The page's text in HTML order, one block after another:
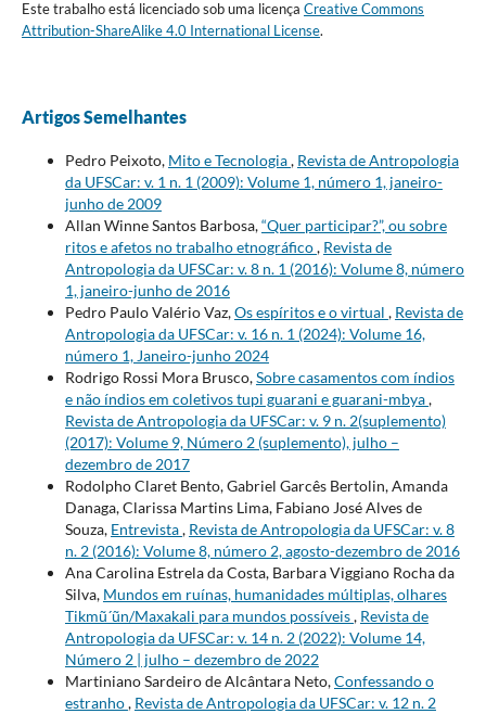
Este trabalho está licenciado sob uma licença Creative Commons
Attribution-ShareAlike 4.0 International License.
Artigos Semelhantes
Pedro Peixoto, Mito e Tecnologia, Revista de Antropologia
da UFSCar: v. 1 n. 1 (2009): Volume 1, número 1, janeiro-
junho de 2009
Allan Winne Santos Barbosa,“Quer participar?”, ou sobre
ritos e afetos no trabalho etnográfico, Revista de
Antropologia da UFSCar: v. 8 n. 1 (2016): Volume 8, número
1, janeiro-junho de 2016
Pedro Paulo Valério Vaz,Os espíritos e o virtual , Revista de
Antropologia da UFSCar: v. 16 n. 1 (2024): Volume 16,
número 1, Janeiro-junho 2024
Rodrigo Rossi Mora Brusco,Sobre casamentos com índios
e não índios em coletivos tupi guarani e guarani-mbya,
Revista de Antropologia da UFSCar: v. 9 n. 2(suplemento)
(2017): Volume 9, Número 2 (suplemento), julho –
dezembro de 2017
Rodolpho Claret Bento, Gabriel Garcês Bertolin, Amanda
Danaga, Clarissa Martins Lima, Fabiano José Alves de
Souza, Entrevista, Revista de Antropologia da UFSCar: v. 8
n. 2 (2016): Volume 8, número 2, agosto-dezembro de 2016
Ana Carolina Estrela da Costa, Barbara Viggiano Rocha da
Silva, Mundos em ruínas, humanidades múltiplas, olhares
Tikmũ´ũn/Maxakali para mundos possíveis, Revista de
Antropologia da UFSCar: v. 14 n. 2 (2022): Volume 14,
Número 2 | julho – dezembro de 2022
Martiniano Sardeiro de Alcântara Neto,Confessando o
estranho, Revista de Antropologia da UFSCar: v. 12 n. 2